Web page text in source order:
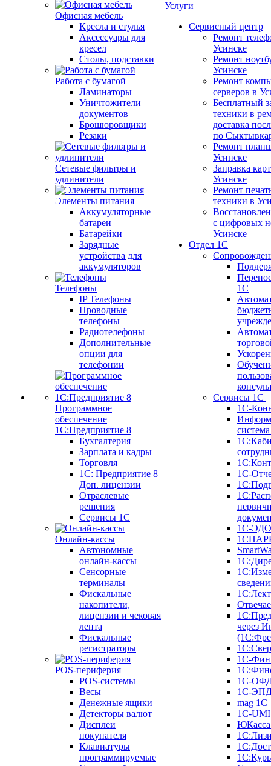
Офисная мебель
Кресла и стулья
Аксессуары для
кресел
Столы, подставки
Работа с бумагой
Ламинаторы
Уничтожители
документов
Брошюровщики
Резаки
Сетевые фильтры и
удлинители
Элементы питания
Аккумуляторные
батареи
Батарейки
Зарядные
устройства для
аккумуляторов
Телефоны
IP Телефоны
Проводные
телефоны
Радиотелефоны
Дополнительные
опции для
телефонии
Программное
обеспечение
1С:Предприятие 8
Бухгалтерия
Зарплата и кадры
Торговля
1C: Предприятие 8
Доп. лицензии
Отраслевые
решения
Сервисы 1С
Онлайн-кассы
Автономные
онлайн-кассы
Сенсорные
терминалы
Фискальные
накопители,
лицензии и чековая
лента
Фискальные
регистраторы
POS-периферия
POS-системы
Весы
Денежные ящики
Детекторы валют
Дисплеи
покупателя
Клавиатуры
программируемые
Услуги
Сервисный центр
Ремонт
Усинске
Ремонт
Усинске
Ремонт
серверов в
Бесплатный
техники в
доставка
по
Ремонт
Усинске
Заправка
Усинске
Ремонт
техники в
с цифровых
Усинске
Отдел 1С
1С
Сервисы 1С
1С-
1С-
1С-ЭДО
через
1С-
1С-
1С-
mag 1C
1C-UMI